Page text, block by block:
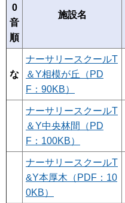
0
音
順
施設名
な
ナーサリースクールT
＆Y相模が丘（PD
F：90KB）
ナーサリースクールT
＆Y中央林間（PD
F：100KB）
ナーサリースクールT
&Y本厚木（PDF：10
0KB）